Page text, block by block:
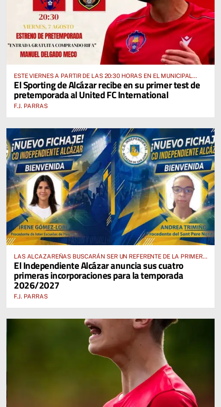
ESTE VIERNES A PARTIR DE LAS 20:30 HORAS EN EL MUNICIPAL
“MANUEL DELGADO MECO”
El Sporting de Alcázar recibe en su primer test de
pretemporada al United FC International
F.J. PARRAS
LAS ALCAZAREÑAS BUSCARÁN SER UN REFERENTE DE LA PRIMERA
AUTONÓMICA PREFERENTE FEMENINA
El Independiente Alcázar anuncia sus cuatro
primeras incorporaciones para la temporada
2026/2027
F.J. PARRAS